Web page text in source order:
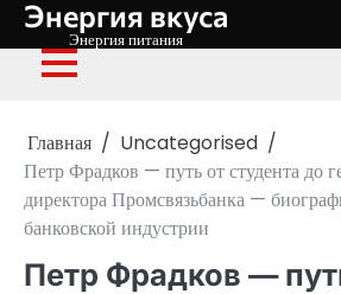
Перейти
содержимому
Энергия вкуса
Энергия питания
Главная
Uncategorised
Петр Фрадков — путь от студента до
директора Промсвязьбанка —
банковской индустрии
Петр Фрадков —